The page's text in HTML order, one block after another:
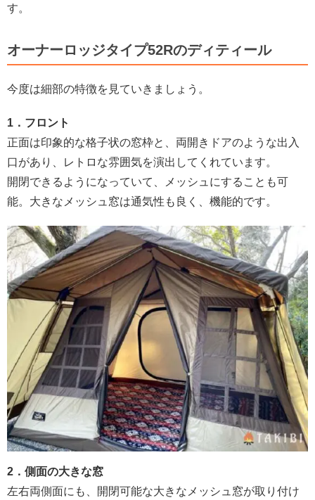
す。
オーナーロッジタイプ52Rのディティール
今度は細部の特徴を見ていきましょう。
1．フロント
正面は印象的な格子状の窓枠と、両開きドアのような出入
口があり、レトロな雰囲気を演出してくれています。
開閉できるようになっていて、メッシュにすることも可
能。大きなメッシュ窓は通気性も良く、機能的です。
2．側面の大きな窓
左右両側面にも、開閉可能な大きなメッシュ窓が取り付け